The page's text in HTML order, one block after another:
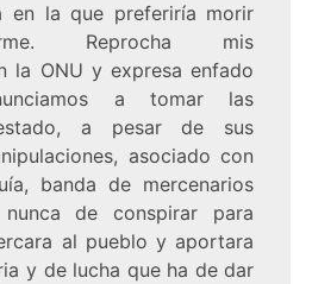
en la que preferiría morir
Reprocha mis
la ONU y expresa enfado
a tomar las
a pesar de sus
asociado con
banda de mercenarios
de conspirar para
al pueblo y aportara
y de lucha que ha de dar